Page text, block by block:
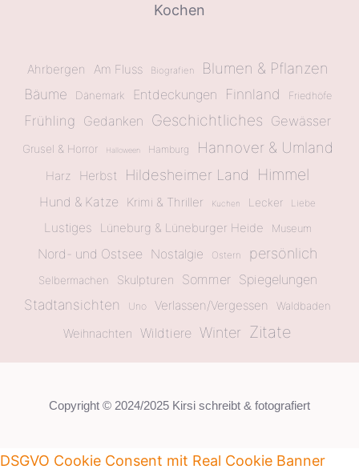
Kochen
Ahrbergen Am Fluss Biografien Blumen & Pflanzen
Bäume Dänemark Entdeckungen Finnland Friedhöfe
Frühling Gedanken Geschichtliches Gewässer
Grusel & Horror Halloween Hamburg Hannover & Umland
Harz Herbst Hildesheimer Land Himmel
Hund & Katze Krimi & Thriller Kuchen Lecker Liebe
Lustiges Lüneburg & Lüneburger Heide Museum
Nord- und Ostsee Nostalgie Ostern persönlich
Selbermachen Skulpturen Sommer Spiegelungen
Stadtansichten Uno Verlassen/Vergessen Waldbaden
Weihnachten Wildtiere Winter Zitate
Copyright © 2024/2025 Kirsi schreibt & fotografiert
DSGVO Cookie Consent mit Real Cookie Banner